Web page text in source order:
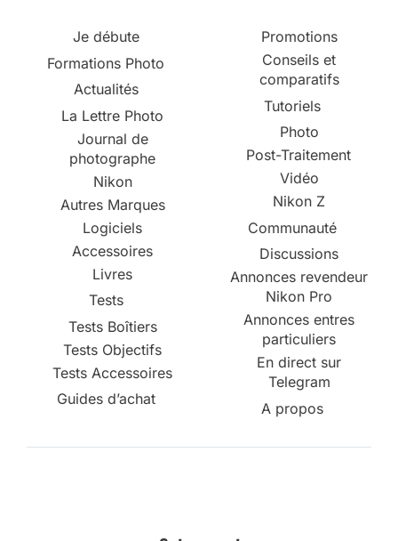
Je débute
Formations Photo
Actualités
La Lettre Photo
Journal de
photographe
Nikon
Autres Marques
Logiciels
Accessoires
Livres
Tests
Tests Boîtiers
Tests Objectifs
Tests Accessoires
Guides d’achat
Promotions
Conseils et
comparatifs
Tutoriels
Photo
Post-Traitement
Vidéo
Nikon Z
Communauté
Discussions
Annonces revendeur
Nikon Pro
Annonces entres
particuliers
En direct sur
Telegram
A propos